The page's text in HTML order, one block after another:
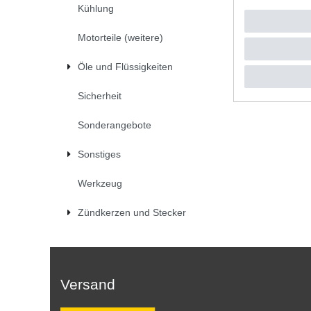
Kühlung
Motorteile (weitere)
Öle und Flüssigkeiten
Sicherheit
Sonderangebote
Sonstiges
Werkzeug
Zündkerzen und Stecker
UVP 5,00
*inkl.
Versand